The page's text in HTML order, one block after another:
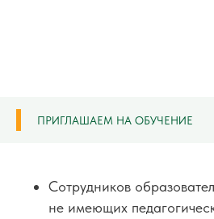
ПРИГЛАШАЕМ НА ОБУЧЕНИЕ
Сотрудников
не имеющих